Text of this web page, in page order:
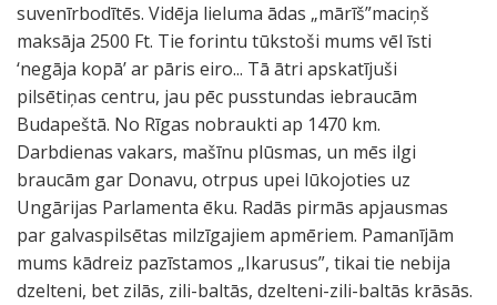
suvenīrbodītēs. Vidēja lieluma ādas „mārīš”maciņš
maksāja 2500 Ft. Tie forintu tūkstoši mums vēl īsti
‘negāja kopā’ ar pāris eiro... Tā ātri apskatījuši
pilsētiņas centru, jau pēc pusstundas iebraucām
Budapeštā. No Rīgas nobraukti ap 1470 km.
Darbdienas vakars, mašīnu plūsmas, un mēs ilgi
braucām gar Donavu, otrpus upei lūkojoties uz
Ungārijas Parlamenta ēku. Radās pirmās apjausmas
par galvaspilsētas milzīgajiem apmēriem. Pamanījām
mums kādreiz pazīstamos „Ikarusus”, tikai tie nebija
dzelteni, bet zilās, zili-baltās, dzelteni-zili-baltās krāsās.